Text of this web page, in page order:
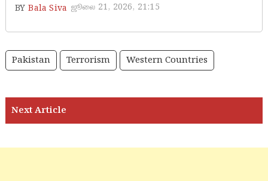
BY Bala Siva ஜூலை 21, 2026, 21:15
Pakistan Terrorism Western Countries